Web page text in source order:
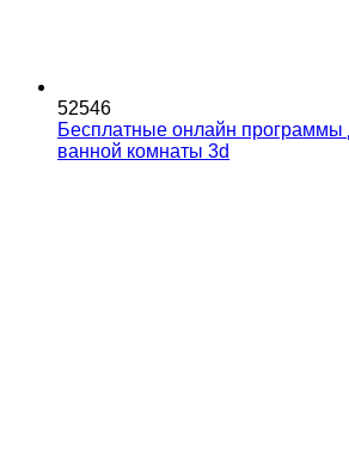
52546
Бесплатные онлайн программы
ванной комнаты 3d